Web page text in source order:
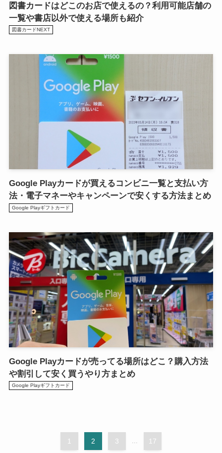
図書カードはどこのお店で使えるの？利用可能店舗の
一覧や書店以外で使える場所も紹介
図書カードNEXT
Google Playカードが買えるコンビニ一覧と支払い方
法・電子マネーやキャンペーンで安くする方法まとめ
Google Playギフトカード
Google Playカードが売ってる場所はどこ？購入方法
や割引して安く買うやり方まとめ
Google Playギフトカード
1 2 3 ... 17